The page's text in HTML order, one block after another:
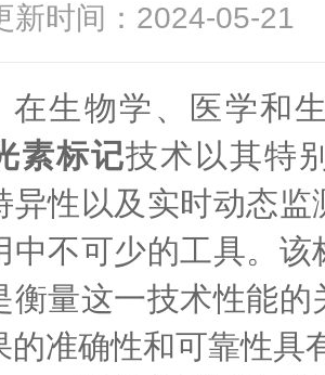
新时间：2024-05-
物学、医学和生
素标记技术以其特
异性以及实时动态
中不可少的工具。
衡量这一技术性能
的准确性和可靠性具